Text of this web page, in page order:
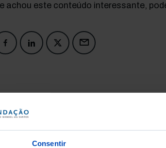
Consentir
achou este conteúdo interessante,